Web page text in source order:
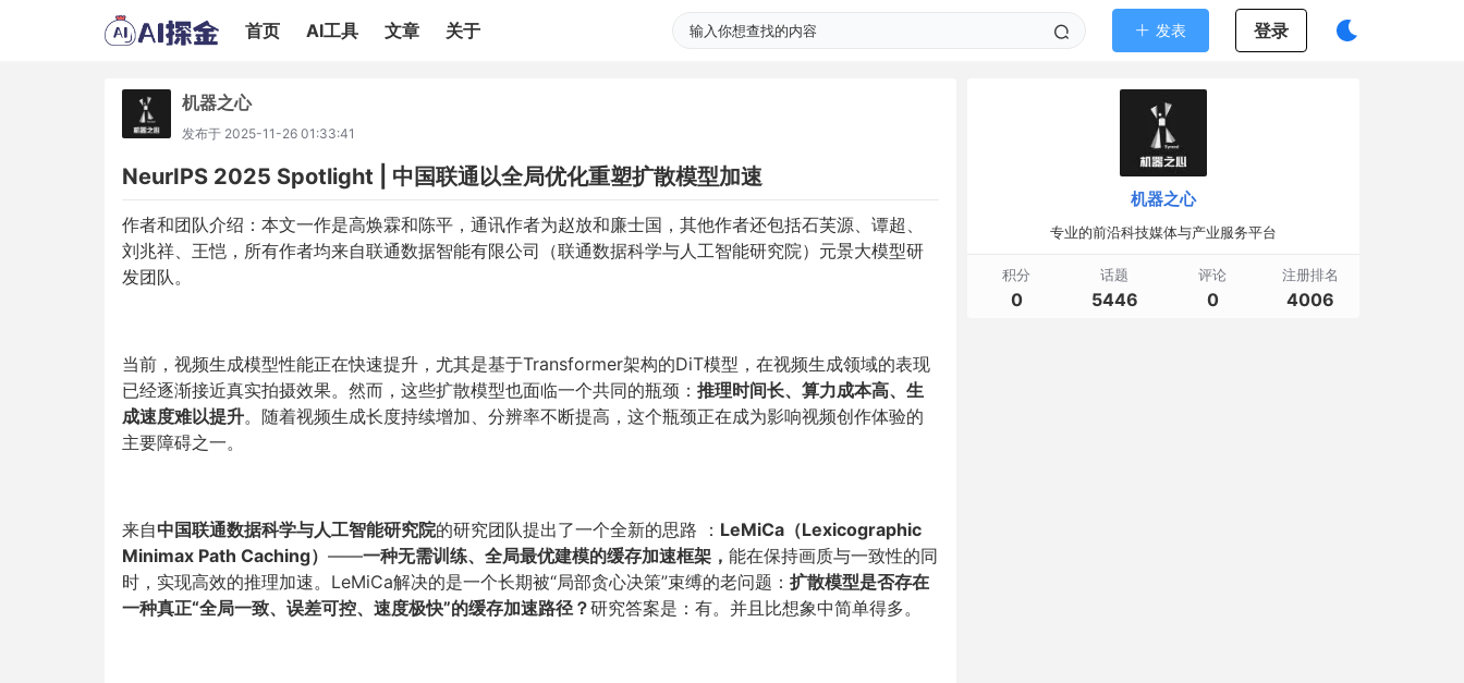
首页 AI工具 文章 关于 发表 登录
机器之心
发布于 2025-11-26 01:33:41
NeurIPS 2025 Spotlight | 中国联通以全局优化重塑扩散模型加速
作者和团队介绍：本文一作是高焕霖和陈平，通讯作者为赵放和廉士国，其他作者还包括石芙源、谭超、
刘兆祥、王恺，所有作者均来自联通数据智能有限公司（联通数据科学与人工智能研究院）元景大模型研
发团队。
当前，视频生成模型性能正在快速提升，尤其是基于Transformer架构的DiT模型，在视频生成领域的表现
已经逐渐接近真实拍摄效果。然而，这些扩散模型也面临一个共同的瓶颈： 推理时间长、算力成本高、生
成速度难以提升。随着视频生成长度持续增加、分辨率不断提高，这个瓶颈正在成为影响视频创作体验的
主要障碍之一。
来自中国联通数据科学与人工智能研究院的研究团队提出了一个全新的思路 ： LeMiCa（Lexicographic
Minimax Path Caching） ——一种无需训练、全局最优建模的缓存加速框架， 能在保持画质与一致性的同
时，实现高效的推理加速。LeMiCa解决的是一个长期被“局部贪心决策”束缚的老问题： 扩散模型是否存在
一种真正“全局一致、误差可控、速度极快”的缓存加速路径？研究答案是：有。并且比想象中简单得多。
机器之心
专业的前沿科技媒体与产业服务平台
积分
0
话题
5446
评论
0
注册排名
4006